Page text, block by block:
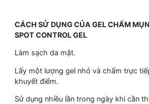
CÁCH SỬ DỤNG CỦA GEL CHẤM
SPOT CONTROL GEL
Làm sạch da mặt.
Lấy một lượng gel nhỏ và chấm trực
khuyết điểm.
Sử dụng nhiều lần trong ngày khi cần